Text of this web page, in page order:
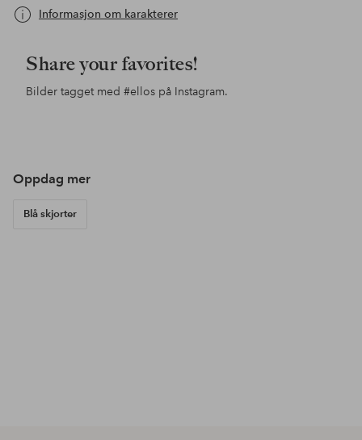
Informasjon om karakterer
Share your favorites!
Bilder tagget med #ellos på Instagram.
Oppdag mer
Blå skjorter